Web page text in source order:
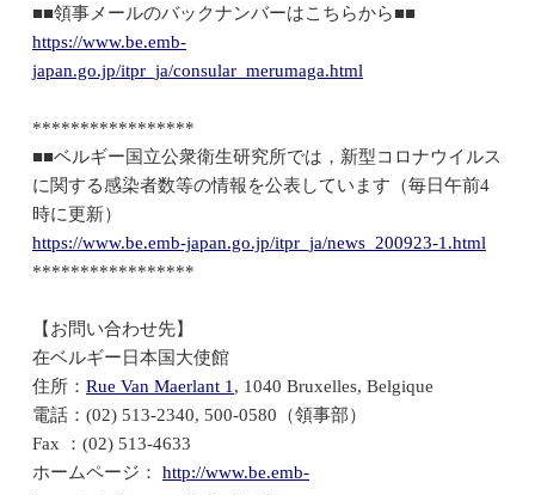
■■領事メールのバックナンバーはこちらから■■
https://www.be.emb-
japan.go.jp/itpr_ja/consular_merumaga.html
*****************
■■ベルギー国立公衆衛生研究所では，新型コロナウイルス
に関する感染者数等の情報を公表しています（毎日午前4
時に更新）
https://www.be.emb-japan.go.jp/itpr_ja/news_200923-1.html
*****************
【お問い合わせ先】
在ベルギー日本国大使館
住所： Rue Van Maerlant 1, 1040 Bruxelles, Belgique
電話：(02) 513-2340, 500-0580（領事部）
Fax ：(02) 513-4633
ホームページ： http://www.be.emb-